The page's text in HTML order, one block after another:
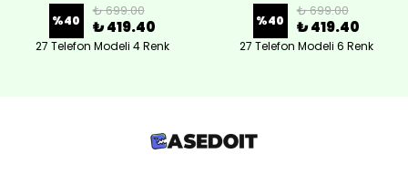
%40
₺ 699.00
₺ 419.40
27 Telefon Modeli 4 Renk
%40
₺ 699.00
₺ 419.40
27 Telefon Modeli 6 Renk